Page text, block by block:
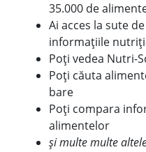
35.000 de
Ai acces la sute
informațiile
Poți vedea Nutri-
Poți căuta
bare
Poți compara
alimentelor
și multe multe